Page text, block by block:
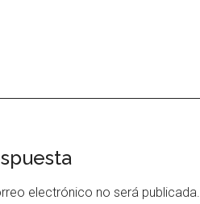
electrónico no será publicada.